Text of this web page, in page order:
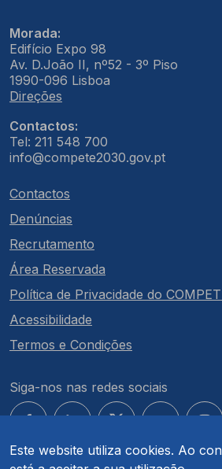
Este website utiliza cookies. Ao
Morada:
Edifício Expo 98
Av. D.João II, nº52 - 3º Piso
1990-096 Lisboa
Direções
Contactos:
Tel: 211 548 700
info@compete2030.gov.pt
Contactos
Denúncias
Recrutamento
Área Reservada
Política de Privacidade do
Acessibilidade
Termos e Condições
Siga-nos nas redes sociais